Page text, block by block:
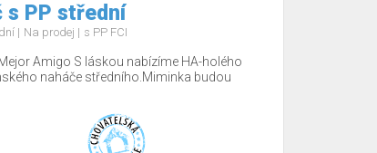
s PP střední
Na prodej s PP FCI
Amigo S láskou nabízíme HA-holého
naháče středního.Miminka budou